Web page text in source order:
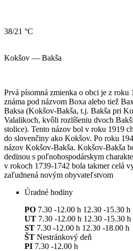
38/21 °C
Kokšov — Bakša
Prvá písomná zmienka o obci je z
známa pod názvom Boxa alebo tiež
Baksa (Kokšov-Bakša, t.j. Bakša pri
Valalikoch, kvôli rozlíšeniu dvoch
stolice). Tento názov bol v roku 1919
do slovenčiny ako Kokšov. Po roku
názov Kokšov-Bakša. Kokšov-Bakša
dedinou s poľnohospodárskym
v rokoch 1739-1742 bola takmer celá
zaľudnená novým obyvateľstvom
Úradné hodiny
PO 7.30 -12.00 h 12.30 -15.30 h
UT 7.30 -12.00 h 12.30 -15.30 h
ST 7.30 -12.00 h 12.30 -18.00 h
ŠT Nestránkový deň
PI 7.30 -12.00 h